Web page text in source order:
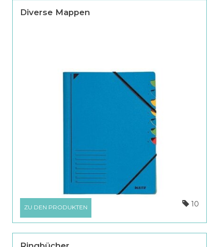
Diverse Mappen
ZU DEN PRODUKTEN 10